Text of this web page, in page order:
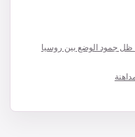
ظل جمود الوضع بين روسيا